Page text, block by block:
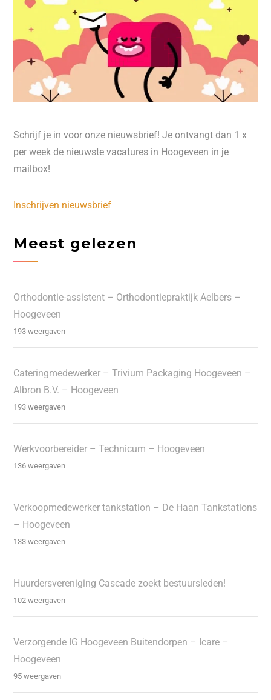
Schrijf je in voor onze nieuwsbrief! Je ontvangt dan 1 x
per week de nieuwste vacatures in Hoogeveen in je
mailbox!
Inschrijven nieuwsbrief
Meest gelezen
Orthodontie-assistent – Orthodontiepraktijk Aelbers –
Hoogeveen
193 weergaven
Cateringmedewerker – Trivium Packaging Hoogeveen –
Albron B.V. – Hoogeveen
193 weergaven
Werkvoorbereider – Technicum – Hoogeveen
136 weergaven
Verkoopmedewerker tankstation – De Haan Tankstations
– Hoogeveen
133 weergaven
Huurdersvereniging Cascade zoekt bestuursleden!
102 weergaven
Verzorgende IG Hoogeveen Buitendorpen – Icare –
Hoogeveen
95 weergaven